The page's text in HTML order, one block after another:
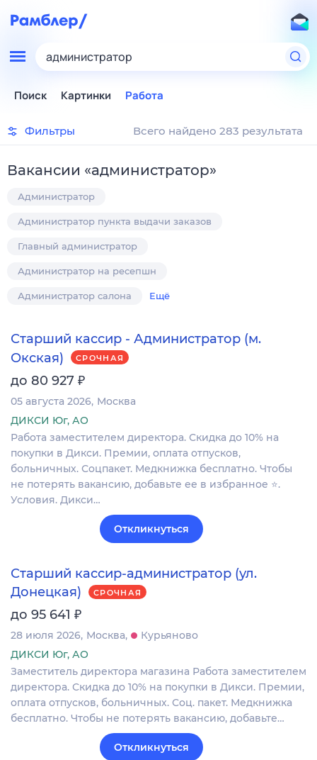
администратор
Поиск Картинки Работа
Фильтры Всего найдено 283 результата
Вакансии «администратор»
Администратор
Администратор пункта выдачи заказов
Главный администратор
Администратор на ресепшн
Администратор салона Ещё
Старший кассир - Администратор (м.
Окская)
СРОЧНАЯ
до 80 927 ₽
05 августа 2026 Москва
ДИКСИ Юг, АО
Работа заместителем директора. Скидка до 10% на
покупки в Дикси. Премии, оплата отпусков,
больничных. Соцпакет. Медкнижка бесплатно. Чтобы
не потерять вакансию, добавьте ее в избранное ⭐.
Условия. Дикси…
Откликнуться
Старший кассир-администратор (ул.
Донецкая)
СРОЧНАЯ
до 95 641 ₽
28 июля 2026 Москва
Курьяново
ДИКСИ Юг, АО
Заместитель директора магазина Работа заместителем
директора. Скидка до 10% на покупки в Дикси. Премии,
оплата отпусков, больничных. Соц. пакет. Медкнижка
бесплатно. Чтобы не потерять вакансию, добавьте…
Откликнуться